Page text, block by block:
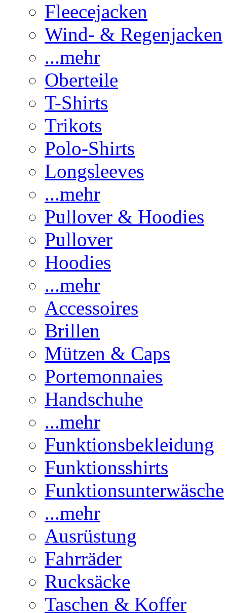
Fleecejacken
Wind- & Regenjacken
...mehr
Oberteile
T-Shirts
Trikots
Polo-Shirts
Longsleeves
...mehr
Pullover & Hoodies
Pullover
Hoodies
...mehr
Accessoires
Brillen
Mützen & Caps
Portemonnaies
Handschuhe
...mehr
Funktionsbekleidung
Funktionsshirts
Funktionsunterwäsche
...mehr
Ausrüstung
Fahrräder
Rucksäcke
Taschen & Koffer